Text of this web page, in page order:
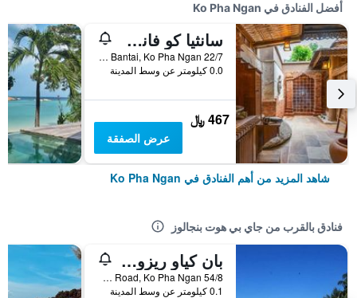
أفضل الفنادق في Ko Pha Ngan
سانثيا كو فانجان ريزورت آند سبا
22/7 Moo 5 Bantai, Ko Pha Ngan, تايلاند
0.0 كيلومتر عن وسط المدينة
467 ﷼
عرض الصفقة
شاهد المزيد من أهم الفنادق في Ko Pha Ngan
فنادق بالقرب من جاي بي هوت بنجالوز
بان كياو ريزورت
54/8 Moo 8 Haad Yao Seven Eleven Road, Ko Pha Ngan, تايلاند
0.1 كيلومتر عن وسط المدينة